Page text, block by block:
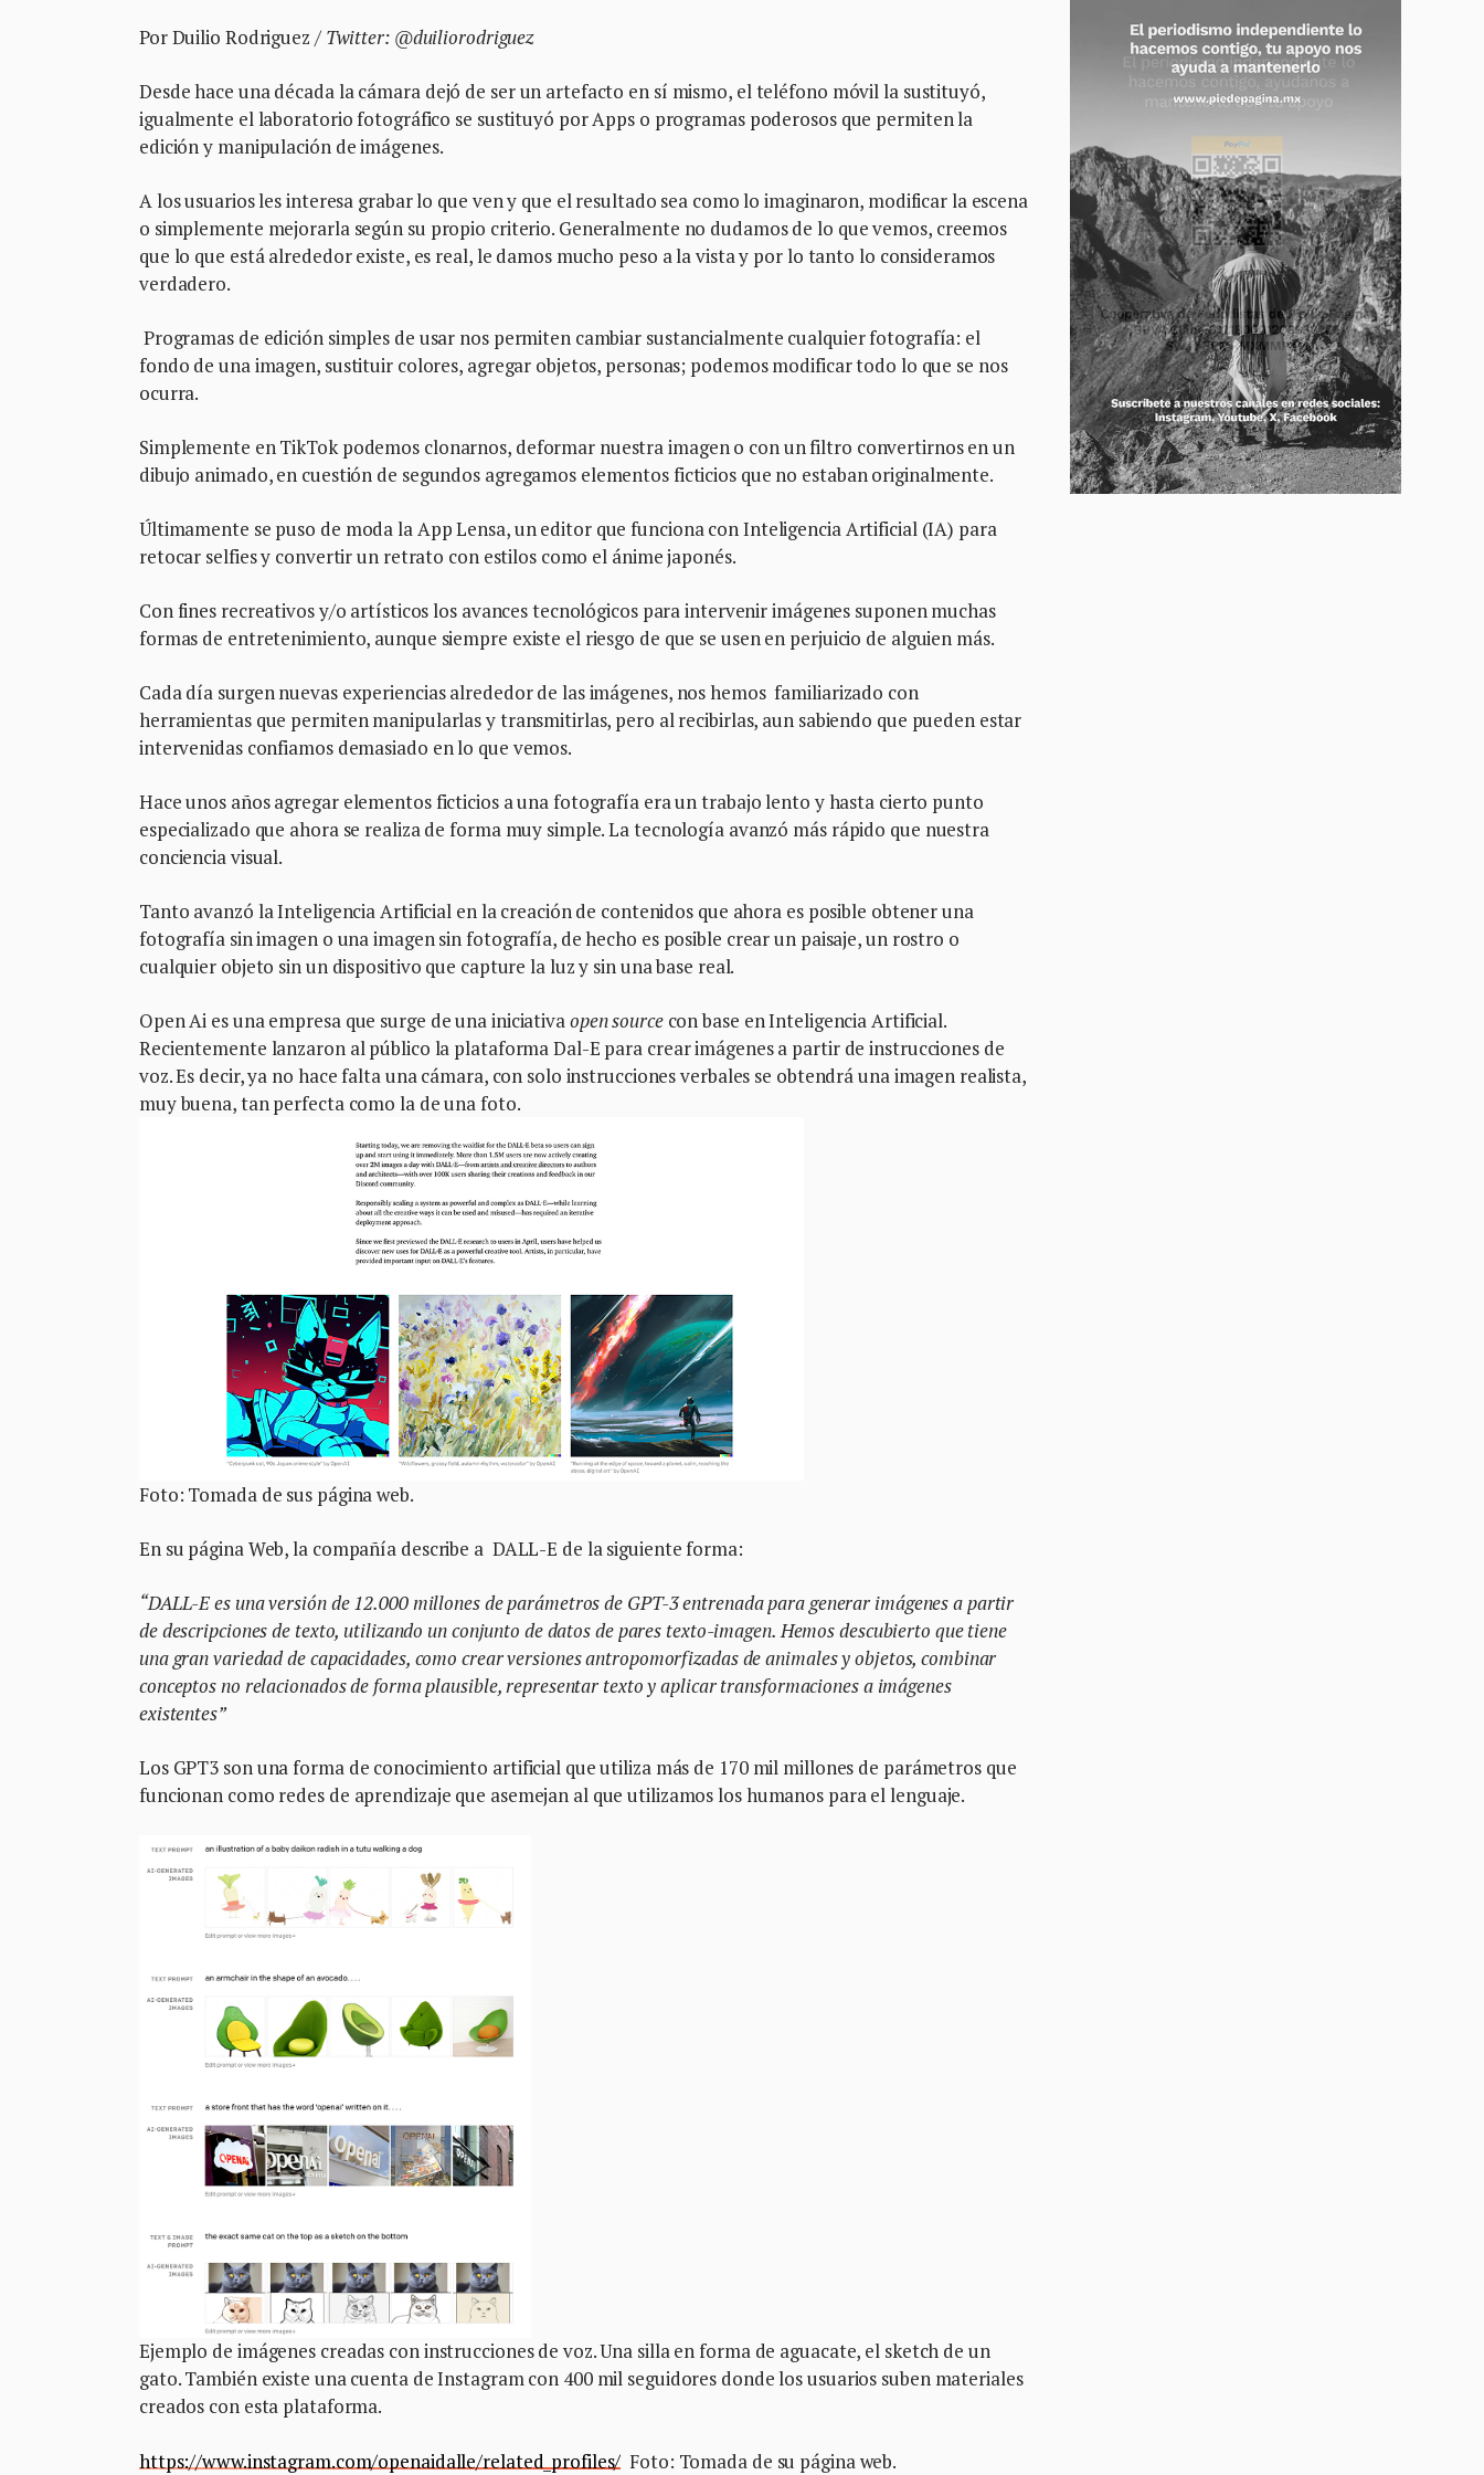
Por Duilio Rodriguez /Twitter: @duiliorodriguez
Desde hace una década la cámara dejó de ser un artefacto en sí mismo, el teléfono móvil la sustituyó,
igualmente el laboratorio fotográfico se sustituyó por Apps o programas poderosos que permiten la
edición y manipulación de imágenes.
A los usuarios les interesa grabar lo que ven y que el resultado sea como lo imaginaron, modificar la escena
o simplemente mejorarla según su propio criterio. Generalmente no dudamos de lo que vemos, creemos
que lo que está alrededor existe, es real, le damos mucho peso a la vista y por lo tanto lo consideramos
verdadero.
Programas de edición simples de usar nos permiten cambiar sustancialmente cualquier fotografía: el
fondo de una imagen, sustituir colores, agregar objetos, personas; podemos modificar todo lo que se nos
ocurra.
Simplemente en TikTok podemos clonarnos, deformar nuestra imagen o con un filtro convertirnos en un
dibujo animado, en cuestión de segundos agregamos elementos ficticios que no estaban originalmente.
Últimamente se puso de moda la App Lensa, un editor que funciona con Inteligencia Artificial (IA) para
retocar selfies y convertir un retrato con estilos como el ánime japonés.
Con fines recreativos y/o artísticos los avances tecnológicos para intervenir imágenes suponen muchas
formas de entretenimiento, aunque siempre existe el riesgo de que se usen en perjuicio de alguien más.
Cada día surgen nuevas experiencias alrededor de las imágenes, nos hemos familiarizado con
herramientas que permiten manipularlas y transmitirlas, pero al recibirlas, aun sabiendo que pueden estar
intervenidas confiamos demasiado en lo que vemos.
Hace unos años agregar elementos ficticios a una fotografía era un trabajo lento y hasta cierto punto
especializado que ahora se realiza de forma muy simple. La tecnología avanzó más rápido que nuestra
conciencia visual.
Tanto avanzó la Inteligencia Artificial en la creación de contenidos que ahora es posible obtener una
fotografía sin imagen o una imagen sin fotografía, de hecho es posible crear un paisaje, un rostro o
cualquier objeto sin un dispositivo que capture la luz y sin una base real.
Open Ai es una empresa que surge de una iniciativaopen sourcecon base en Inteligencia Artificial.
Recientemente lanzaron al público la plataforma Dal-E para crear imágenes a partir de instrucciones de
voz. Es decir, ya no hace falta una cámara, con solo instrucciones verbales se obtendrá una imagen realista,
muy buena, tan perfecta como la de una foto.
Foto: Tomada de sus página web.
En su página Web, la compañía describe a DALL-E de la siguiente forma:
“DALL-E es una versión de 12.000 millones de parámetros de GPT-3 entrenada para generar imágenes a partir
de descripciones de texto, utilizando un conjunto de datos de pares texto-imagen. Hemos descubierto que tiene
una gran variedad de capacidades, como crear versiones antropomorfizadas de animales y objetos, combinar
conceptos no relacionados de forma plausible, representar texto y aplicar transformaciones a imágenes
existentes”
Los GPT3 son una forma de conocimiento artificial que utiliza más de 170 mil millones de parámetros que
funcionan como redes de aprendizaje que asemejan al que utilizamos los humanos para el lenguaje.
Ejemplo de imágenes creadas con instrucciones de voz. Una silla en forma de aguacate, el sketch de un
gato. También existe una cuenta de Instagram con 400 mil seguidores donde los usuarios suben materiales
creados con esta plataforma.
https://www.instagram.com/openaidalle/related_profiles/ Foto: Tomada de su página web.